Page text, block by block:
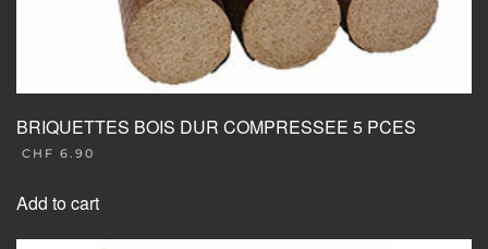
BRIQUETTES BOIS DUR COMPRESSEE 5 PCES
CHF 6.90
Add to cart